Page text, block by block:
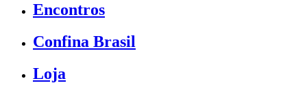
Encontros
Confina Brasil
Loja